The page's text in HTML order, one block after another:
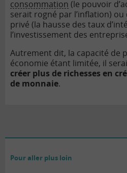
consommation (le pouvoir
serait rogné par l’inflation) ou
privé (la hausse des taux
l’investissement des
Autrement dit, la capacité de
économie étant limitée, il
créer plus de richesses en
de monnaie.
Pour aller plus loin